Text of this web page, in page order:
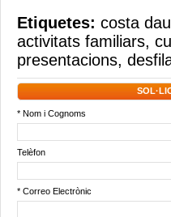
Etiquetes: costa
activitats familiars,
presentacions,
* Nom i Cognoms
Telèfon
* Correo Electrònic